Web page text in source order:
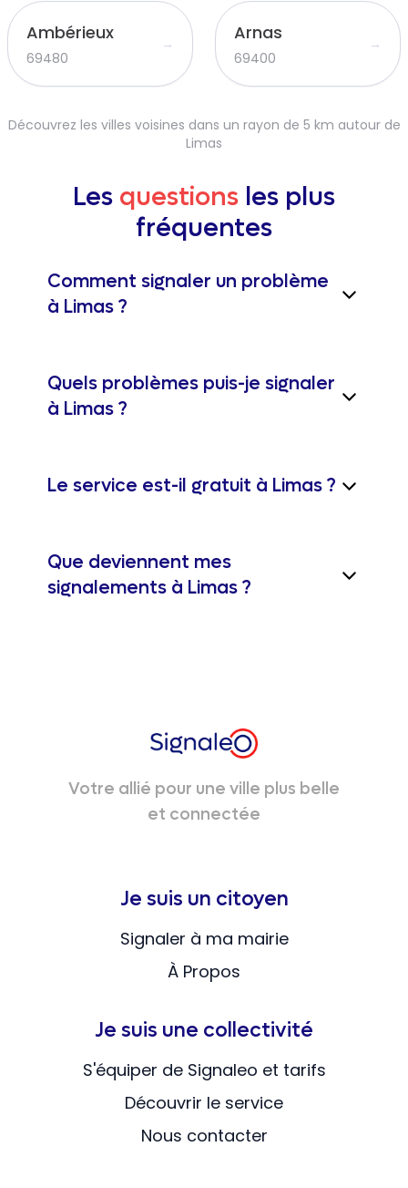
Ambérieux
69480
→ Arnas
69400
→
Découvrez les villes voisines dans un rayon de 5 km autour de
Limas
Les questions les plus
fréquentes
Comment signaler un problème
à Limas ?
Quels problèmes puis-je signaler
à Limas ?
Le service est-il gratuit à Limas ?
Que deviennent mes
signalements à Limas ?
Votre allié pour une ville plus belle
et connectée
Je suis un citoyen
Signaler à ma mairie
À Propos
Je suis une collectivité
S'équiper de Signaleo et tarifs
Découvrir le service
Nous contacter